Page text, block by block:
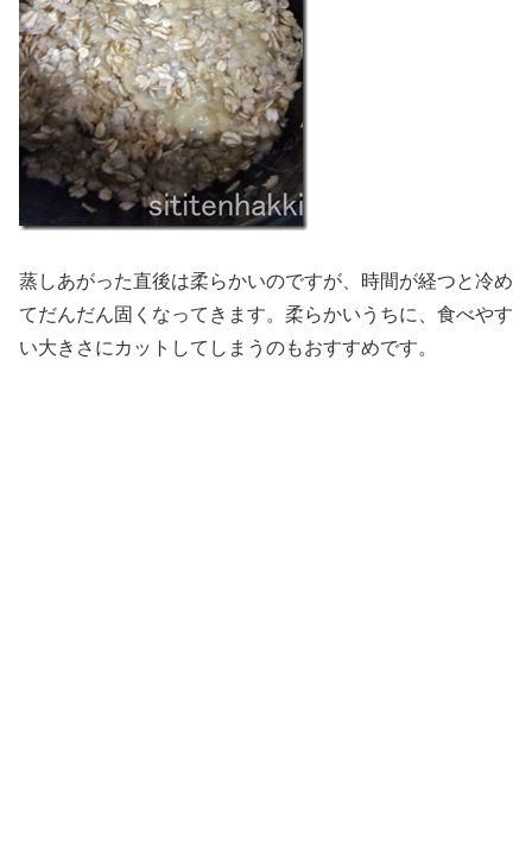
蒸しあがった直後は柔らかいのですが、時間が経つと冷め
てだんだん固くなってきます。柔らかいうちに、食べやす
い大きさにカットしてしまうのもおすすめです。